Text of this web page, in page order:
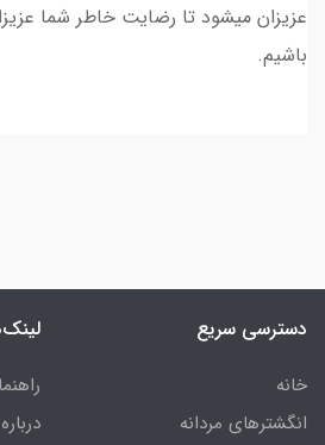
عزیزان میشود تا رضایت خاطر شما
باشیم.
دسترسی سریع
خانه
انگشترهای مردانه
راهنما